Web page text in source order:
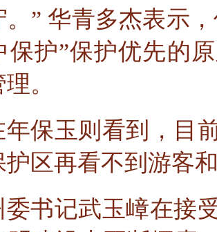
。” 华青多杰表示
保护”保护优先的
。
年保玉则看到，目
护区再看不到游客
委书记武玉嶂在接